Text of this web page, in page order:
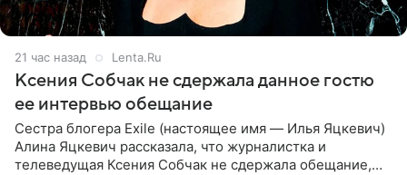
21 час назад Lenta.Ru
Ксения Собчак не сдержала данное гостю
ее интервью обещание
Сестра блогера Exile (настоящее имя — Илья Яцкевич)
Алина Яцкевич рассказала, что журналистка и
телеведущая Ксения Собчак не сдержала обещание,